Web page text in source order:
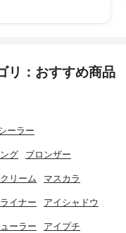
リ：おすすめ商品
ーラー
グ ブロンザー
リーム マスカラ
イナー アイシャドウ
ーラー アイプチ